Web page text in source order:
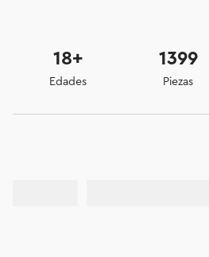
18+
Edades
1399
Piezas